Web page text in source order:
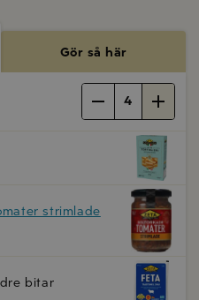
Gör så här
4
strimlade
bitar